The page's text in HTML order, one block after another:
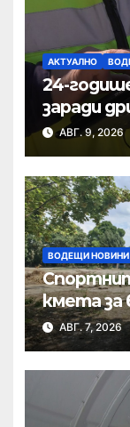
АКТУАЛНО
24-
заради
АВГ. 9, 2026
ВОДЕЩИ НОВИНИ
кмета за
полк
АВГ. 7, 2026